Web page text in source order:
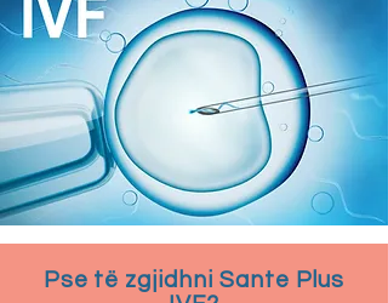
Pse të zgjidhni Sante Plus